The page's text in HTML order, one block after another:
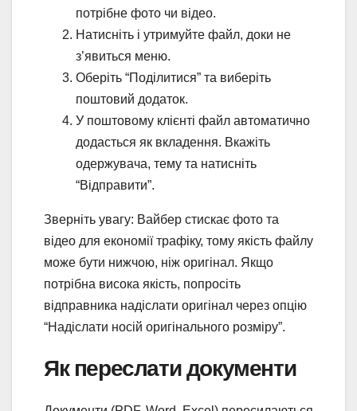
потрібне фото чи відео.
Натисніть і утримуйте файл, доки не
з’явиться меню.
Оберіть “Поділитися” та виберіть
поштовий додаток.
У поштовому клієнті файл автоматично
додасться як вкладення. Вкажіть
одержувача, тему та натисніть
“Відправити”.
Зверніть увагу: Вайбер стискає фото та
відео для економії трафіку, тому якість файлу
може бути нижчою, ніж оригінал. Якщо
потрібна висока якість, попросіть
відправника надіслати оригінал через опцію
“Надіслати носій оригінального розміру”.
Як переслати документи